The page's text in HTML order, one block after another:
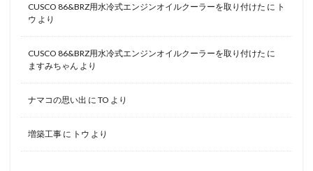
CUSCO 86&BRZ用水冷式エンジンオイルクーラーを取り付けた に ト
ウ より
CUSCO 86&BRZ用水冷式エンジンオイルクーラーを取り付けた に
ますみちゃん より
ナマコの思い出 に TO より
増築工事 に トウ より